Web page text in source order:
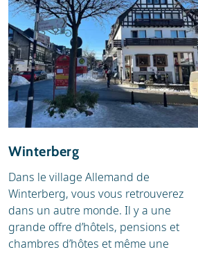
Winterberg
Dans le village Allemand de
Winterberg, vous vous retrouverez
dans un autre monde. Il y a une
grande offre d’hôtels, pensions et
chambres d’hôtes et même une